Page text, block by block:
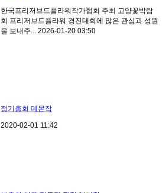
한국프리저브드플라워작가협회 주최 고양꽃박람
회 프리저브드플라워 경진대회에 많은 관심과 성원
을 보내주... 2026-01-20 03:50
정기총회 데몬작
2020-02-01 11:42